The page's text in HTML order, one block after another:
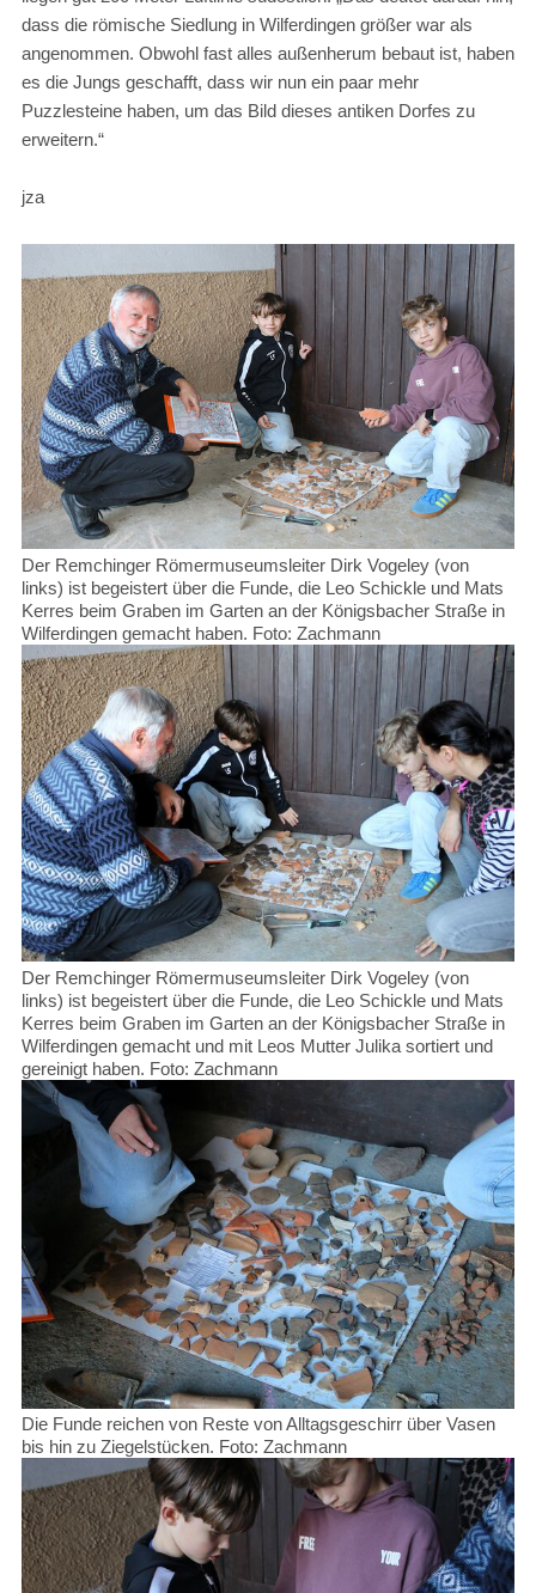
dass die römische Siedlung in Wilferdingen größer war als
angenommen. Obwohl fast alles außenherum bebaut ist, haben
es die Jungs geschafft, dass wir nun ein paar mehr
Puzzlesteine haben, um das Bild dieses antiken Dorfes zu
erweitern.“
jza
Der Remchinger Römermuseumsleiter Dirk Vogeley (von
links) ist begeistert über die Funde, die Leo Schickle und Mats
Kerres beim Graben im Garten an der Königsbacher Straße in
Wilferdingen gemacht haben. Foto: Zachmann
Der Remchinger Römermuseumsleiter Dirk Vogeley (von
links) ist begeistert über die Funde, die Leo Schickle und Mats
Kerres beim Graben im Garten an der Königsbacher Straße in
Wilferdingen gemacht und mit Leos Mutter Julika sortiert und
gereinigt haben. Foto: Zachmann
Die Funde reichen von Reste von Alltagsgeschirr über Vasen
bis hin zu Ziegelstücken. Foto: Zachmann